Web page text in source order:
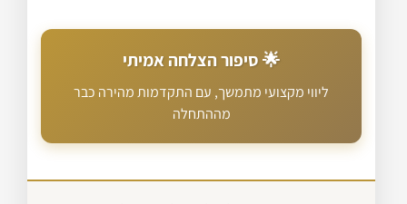
🌟 סיפור הצלחה אמיתי
ליווי מקצועי מתמשך, עם התקדמות מהירה כבר
מההתחלה